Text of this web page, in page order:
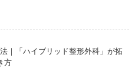
｜「ハイブリッド整形外科」が拓
方